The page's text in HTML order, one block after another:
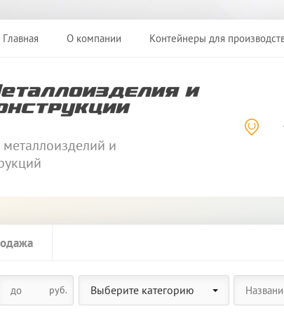
Главная О компании Контейнеры для
и
руб. Выберите категорию